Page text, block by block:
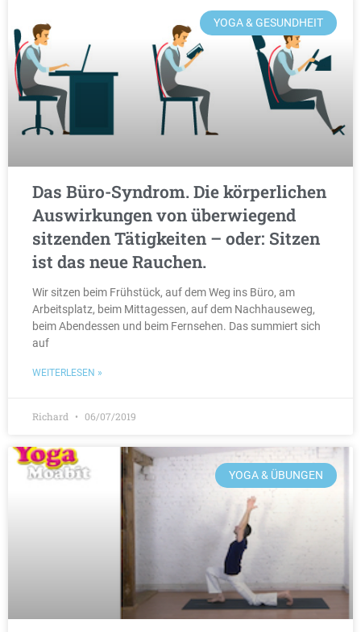
YOGA & GESUNDHEIT
Das Büro-Syndrom. Die körperlichen
Auswirkungen von überwiegend
sitzenden Tätigkeiten – oder: Sitzen
ist das neue Rauchen.
Wir sitzen beim Frühstück, auf dem Weg ins Büro, am
Arbeitsplatz, beim Mittagessen, auf dem Nachhauseweg,
beim Abendessen und beim Fernsehen. Das summiert sich
auf
WEITERLESEN »
Richard 06/07/2019
YOGA & ÜBUNGEN